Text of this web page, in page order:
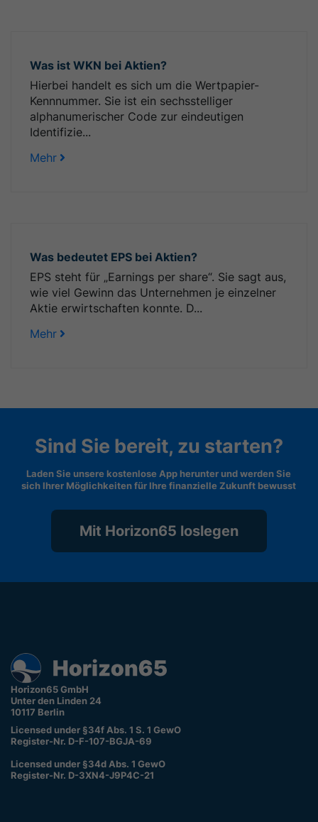
Was ist WKN bei Aktien?
Hierbei handelt es sich um die Wertpapier-
Kennnummer. Sie ist ein sechsstelliger
alphanumerischer Code zur eindeutigen
Identifizie...
Mehr
Was bedeutet EPS bei Aktien?
EPS steht für „Earnings per share“. Sie sagt aus,
wie viel Gewinn das Unternehmen je einzelner
Aktie erwirtschaften konnte. D...
Mehr
Sind Sie bereit, zu starten?
Laden Sie unsere kostenlose App herunter und werden Sie
sich Ihrer Möglichkeiten für Ihre finanzielle Zukunft bewusst
Mit Horizon65 loslegen
Horizon65 GmbH
Unter den Linden 24
10117 Berlin
Licensed under §34f Abs. 1 S. 1 GewO
Register-Nr. D-F-107-BGJA-69
Licensed under §34d Abs. 1 GewO
Register-Nr. D-3XN4-J9P4C-21